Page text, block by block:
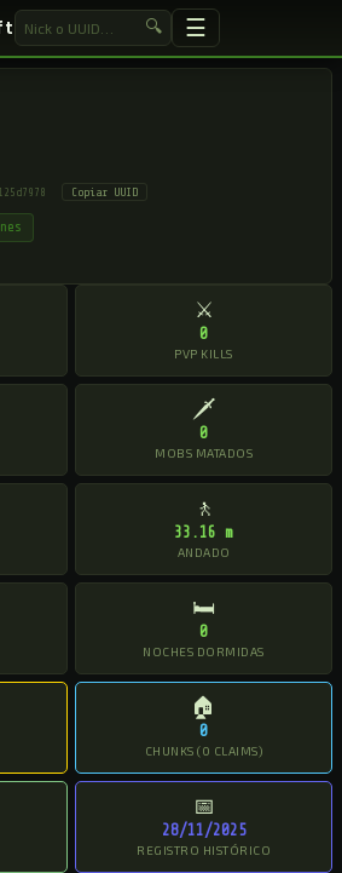
🔍 ☰
Copiar UUID
⚔
0
PVP KILLS
🗡
0
MOBS MATADOS
🚶
33.16 m
ANDADO
🛏
0
NOCHES DORMIDAS
🏠
0
CHUNKS (0 CLAIMS)
📅
28/11/2025
REGISTRO HISTÓRICO